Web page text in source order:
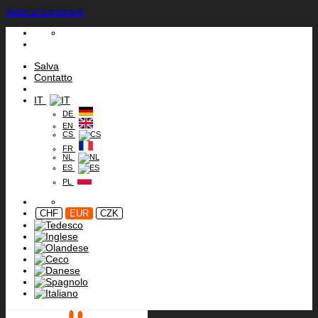
Salta ai contenuti
Salva
Contatto
IT
DE
EN
CS
FR
NL
ES
PL
CHF EUR CZK